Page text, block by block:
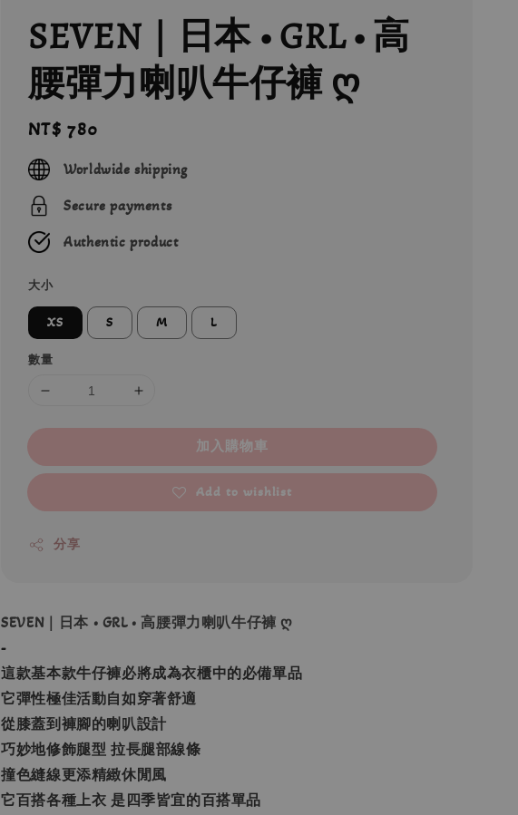
SEVEN｜日本 • GRL • 高
腰彈力喇叭牛仔褲 ღ
Regular
price
NT$ 780
Worldwide shipping
Secure payments
Authentic product
大小
XS S M L
數量
加入購物車
Add to wishlist
分享
SEVEN｜日本 • GRL • 高腰彈力喇叭牛仔褲 ღ
-
這款基本款牛仔褲必將成為衣櫃中的必備單品
它彈性極佳活動自如穿著舒適
從膝蓋到褲腳的喇叭設計
巧妙地修飾腿型 拉長腿部線條
撞色縫線更添精緻休閒風
它百搭各種上衣 是四季皆宜的百搭單品